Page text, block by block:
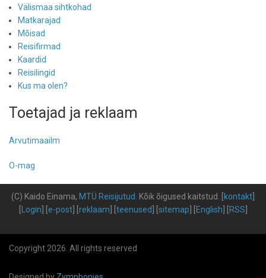
Välismaa sihtkohad
Matkarajad
Mõisad
Reisifirmad
Kaardid
Reisilingid
Kus ma olen?
Toetajad ja reklaam
Arvutimaailm
O-mag
(C) Kaido Einama, MTÜ Reisijutud Kõik õigused kaitstud kontakt
Login e-post] [ reklaam teenused sitemap English RSS
Copyright 2026. All rights reserved